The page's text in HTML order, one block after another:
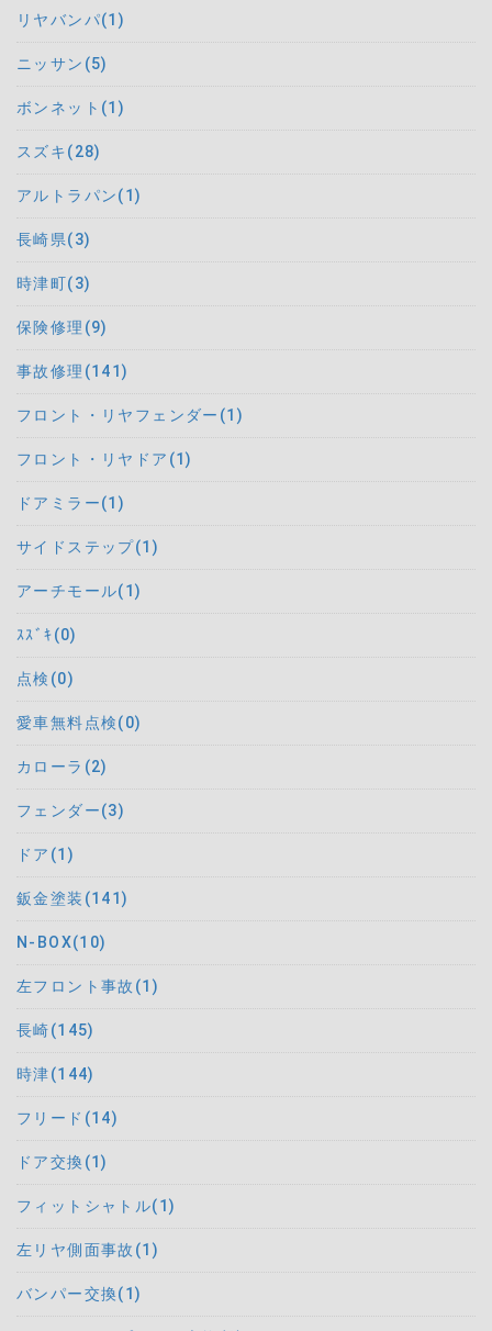
リヤバンパ(1)
ニッサン(5)
ボンネット(1)
スズキ(28)
アルトラパン(1)
長崎県(3)
時津町(3)
保険修理(9)
事故修理(141)
フロント・リヤフェンダー(1)
フロント・リヤドア(1)
ドアミラー(1)
サイドステップ(1)
アーチモール(1)
ｽｽﾞｷ(0)
点検(0)
愛車無料点検(0)
カローラ(2)
フェンダー(3)
ドア(1)
鈑金塗装(141)
N-BOX(10)
左フロント事故(1)
長崎(145)
時津(144)
フリード(14)
ドア交換(1)
フィットシャトル(1)
左リヤ側面事故(1)
バンパー交換(1)